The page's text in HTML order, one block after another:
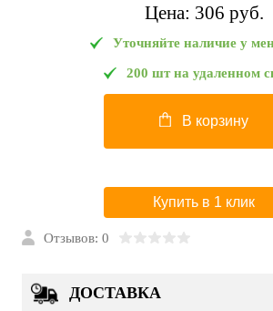
Цена: 306 pуб.
Уточняйте наличие у
200 шт на удаленном
В корзину
Купить в 1 клик
Отзывов: 0
ДОСТАВКА